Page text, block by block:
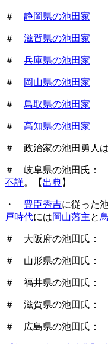
＃ 静岡県の池田家
＃ 滋賀県の池田家
＃ 兵庫県の池田家
＃ 岡山県の池田家
＃ 鳥取県の池田家
＃ 高知県の池田家
＃ 政治家の池田勇人
＃ 岐阜県の池田氏：
不詳。【 出典】
・ 豊臣秀吉に従った
戸時代には岡山藩主と
＃ 大阪府の池田氏：
＃ 山形県の池田氏：
＃ 福井県の池田氏：
＃ 滋賀県の池田氏：
＃ 広島県の池田氏：